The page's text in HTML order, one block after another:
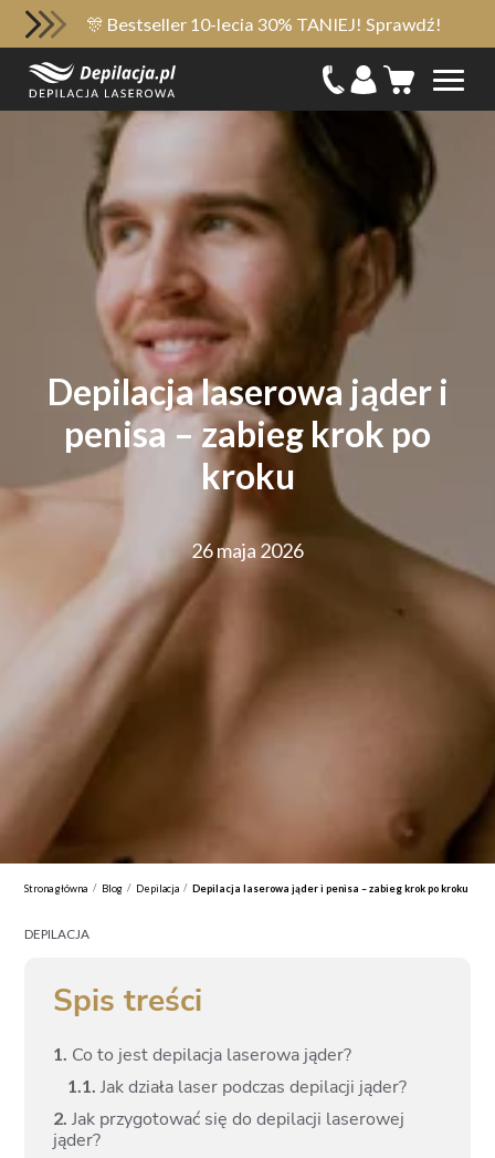
🎊 Bestseller 10-lecia 30% TANIEJ! Sprawdź!
Depilacja laserowa jąder i
penisa – zabieg krok po
kroku
26 maja 2026
Strona główna / Blog / Depilacja / Depilacja laserowa jąder i penisa – zabieg krok po kroku
DEPILACJA
Spis treści
1. Co to jest depilacja laserowa jąder?
1. 1. Jak działa laser podczas depilacji jąder?
2. Jak przygotować się do depilacji laserowej
jąder?